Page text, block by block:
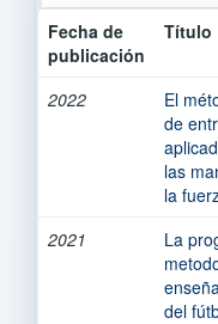
Fecha de
publicación
Título
2022
El
de
las
la
2021
La
del